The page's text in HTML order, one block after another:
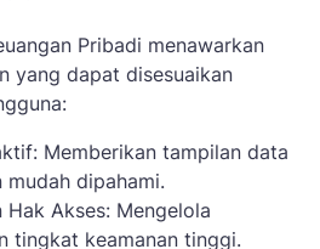
Pribadi menawarkan
yang dapat disesuaikan
Memberikan tampilan data
mudah dipahami.
Akses: Mengelola
tingkat keamanan tinggi.